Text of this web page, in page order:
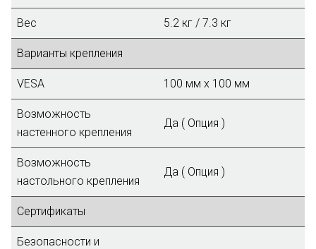
Вес 5.2 кг / 7.3 кг
Варианты крепления
VESA 100 мм x 100 мм
Возможность
настенного крепления
Да ( Опция )
Возможность
настольного крепления
Да ( Опция )
Сертификаты
Безопасности и